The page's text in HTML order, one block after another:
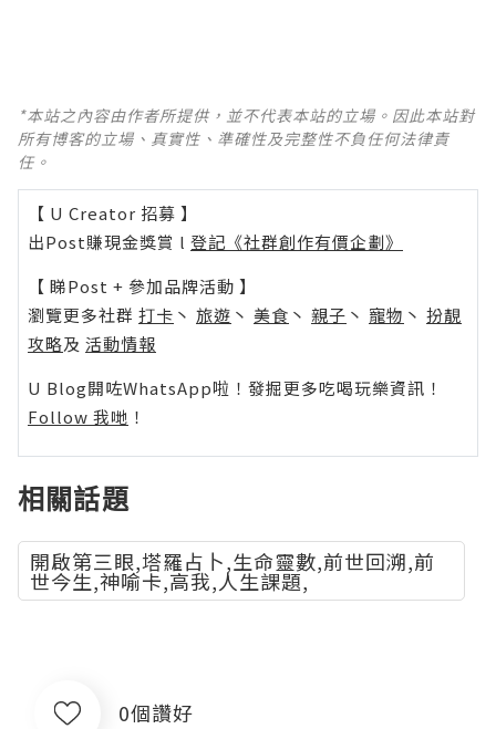
*本站之內容由作者所提供，並不代表本站的立場。因此本站對
所有博客的立場、真實性、準確性及完整性不負任何法律責
任。
【 U Creator 招募 】
出Post賺現金獎賞 l 登記《社群創作有價企劃》
【 睇Post + 參加品牌活動 】
瀏覽更多社群 打卡 丶 旅遊 丶 美食 丶 親子 丶 寵物 丶 扮靚
攻略及 活動情報
U Blog開咗WhatsApp啦！發掘更多吃喝玩樂資訊！
Follow 我哋 ！
相關話題
開啟第三眼,塔羅占卜,生命靈數,前世回溯,前
世今生,神喻卡,高我,人生課題,
0個讚好